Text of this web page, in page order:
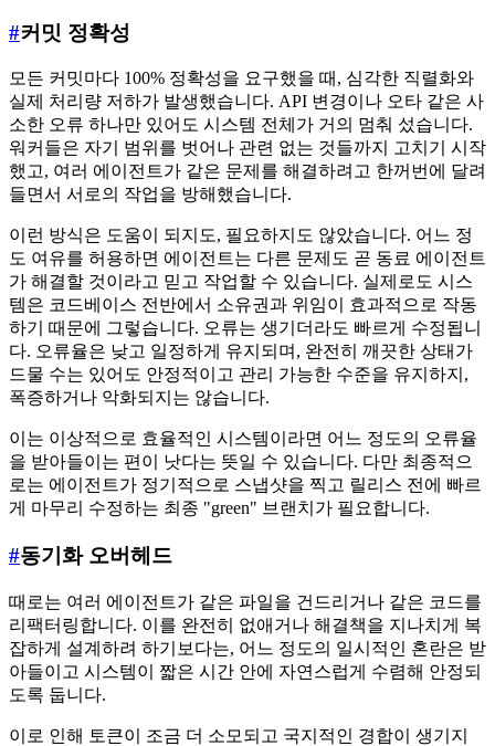
#커밋 정확성
모든 커밋마다 100% 정확성을 요구했을 때, 심각한 직렬화와
실제 처리량 저하가 발생했습니다. API 변경이나 오타 같은 사
소한 오류 하나만 있어도 시스템 전체가 거의 멈춰 섰습니다.
워커들은 자기 범위를 벗어나 관련 없는 것들까지 고치기 시작
했고, 여러 에이전트가 같은 문제를 해결하려고 한꺼번에 달려
들면서 서로의 작업을 방해했습니다.
이런 방식은 도움이 되지도, 필요하지도 않았습니다. 어느 정
도 여유를 허용하면 에이전트는 다른 문제도 곧 동료 에이전트
가 해결할 것이라고 믿고 작업할 수 있습니다. 실제로도 시스
템은 코드베이스 전반에서 소유권과 위임이 효과적으로 작동
하기 때문에 그렇습니다. 오류는 생기더라도 빠르게 수정됩니
다. 오류율은 낮고 일정하게 유지되며, 완전히 깨끗한 상태가
드물 수는 있어도 안정적이고 관리 가능한 수준을 유지하지,
폭증하거나 악화되지는 않습니다.
이는 이상적으로 효율적인 시스템이라면 어느 정도의 오류율
을 받아들이는 편이 낫다는 뜻일 수 있습니다. 다만 최종적으
로는 에이전트가 정기적으로 스냅샷을 찍고 릴리스 전에 빠르
게 마무리 수정하는 최종 "green" 브랜치가 필요합니다.
#동기화 오버헤드
때로는 여러 에이전트가 같은 파일을 건드리거나 같은 코드를
리팩터링합니다. 이를 완전히 없애거나 해결책을 지나치게 복
잡하게 설계하려 하기보다는, 어느 정도의 일시적인 혼란은 받
아들이고 시스템이 짧은 시간 안에 자연스럽게 수렴해 안정되
도록 둡니다.
이로 인해 토큰이 조금 더 소모되고 국지적인 경합이 생기지